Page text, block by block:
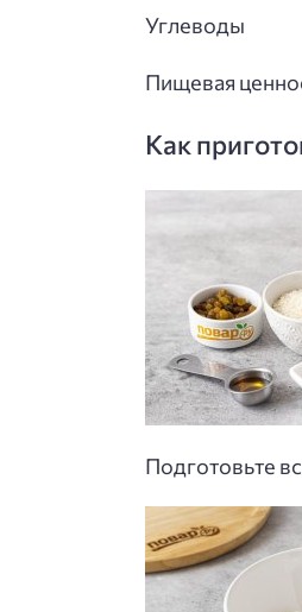
Углеводы
Пищевая
Как
Подготовьте